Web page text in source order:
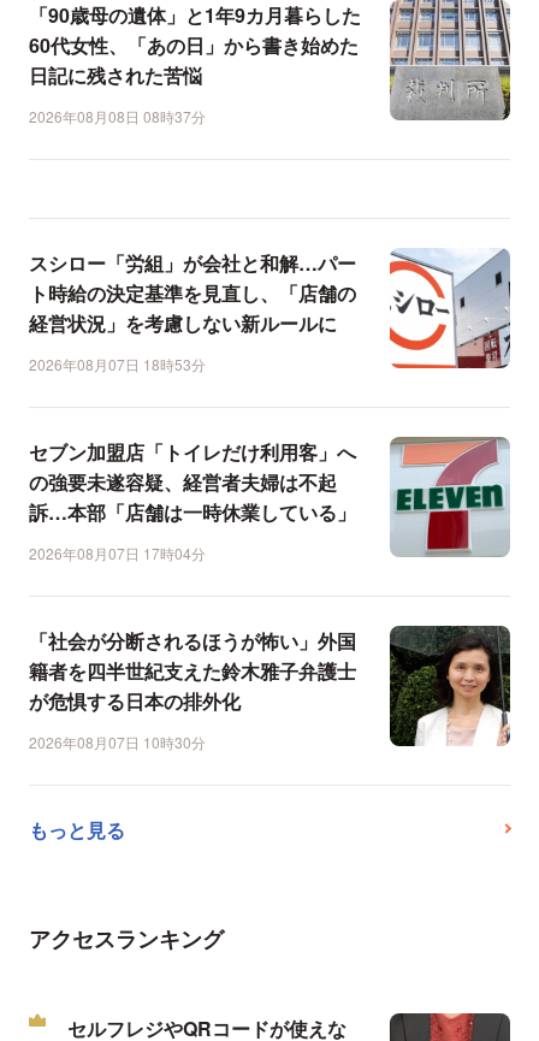
「90歳母の遺体」と1年9カ月暮らした
60代女性、「あの日」から書き始めた
日記に残された苦悩
2026年08月08日 08時37分
スシロー「労組」が会社と和解…パー
ト時給の決定基準を見直し、「店舗の
経営状況」を考慮しない新ルールに
2026年08月07日 18時53分
セブン加盟店「トイレだけ利用客」へ
の強要未遂容疑、経営者夫婦は不起
訴…本部「店舗は一時休業している」
2026年08月07日 17時04分
「社会が分断されるほうが怖い」外国
籍者を四半世紀支えた鈴木雅子弁護士
が危惧する日本の排外化
2026年08月07日 10時30分
もっと見る
アクセスランキング
セルフレジやQRコードが使えな